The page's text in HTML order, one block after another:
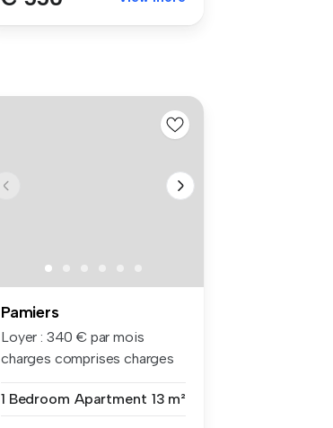
Pamiers
Loyer : 340 € par mois
charges comprises charges
1 Bedroom Apartment 13 m²